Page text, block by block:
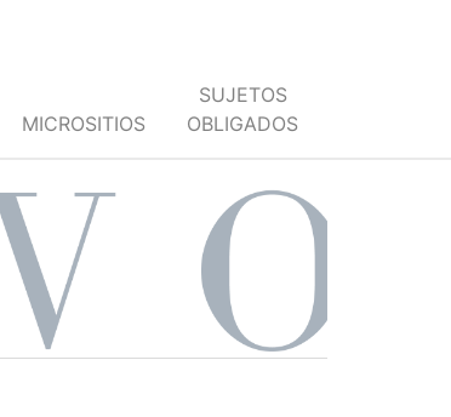
MICROSITIOS
SUJETOS
OBLIGADOS